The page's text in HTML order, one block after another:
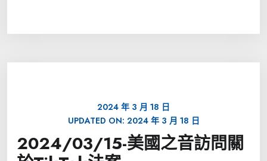
2024 年 3 月 18 日
UPDATED ON: 2024 年 3 月 18 日
2024/03/15-美國之音訪問關